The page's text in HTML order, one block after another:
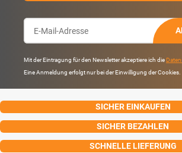
Mit der Eintragung für den Newsletter akzeptiere ich die
Eine Anmeldung erfolgt nur bei der Einwilligung der Cookies.
SICHER EINKAUFEN
SICHER BEZAHLEN
SCHNELLE LIEFERUNG